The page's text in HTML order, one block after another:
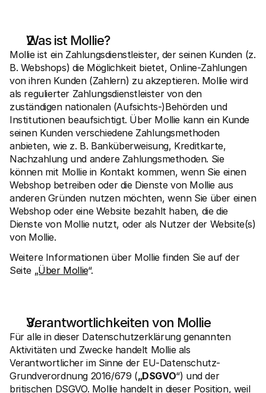
Was ist Mollie?
Mollie ist ein Zahlungsdienstleister, der seinen Kunden (z.
B. Webshops) die Möglichkeit bietet, Online-Zahlungen
von ihren Kunden (Zahlern) zu akzeptieren. Mollie wird
als regulierter Zahlungsdienstleister von den
zuständigen nationalen (Aufsichts-)Behörden und
Institutionen beaufsichtigt. Über Mollie kann ein Kunde
seinen Kunden verschiedene Zahlungsmethoden
anbieten, wie z. B. Banküberweisung, Kreditkarte,
Nachzahlung und andere Zahlungsmethoden. Sie
können mit Mollie in Kontakt kommen, wenn Sie einen
Webshop betreiben oder die Dienste von Mollie aus
anderen Gründen nutzen möchten, wenn Sie über einen
Webshop oder eine Website bezahlt haben, die die
Dienste von Mollie nutzt, oder als Nutzer der Website(s)
von Mollie.
Weitere Informationen über Mollie finden Sie auf der
Seite „Über Mollie“.
Verantwortlichkeiten von Mollie
Für alle in dieser Datenschutzerklärung genannten
Aktivitäten und Zwecke handelt Mollie als
Verantwortlicher im Sinne der EU-Datenschutz-
Grundverordnung 2016/679 („DSGVO“) und der
britischen DSGVO. Mollie handelt in dieser Position, weil